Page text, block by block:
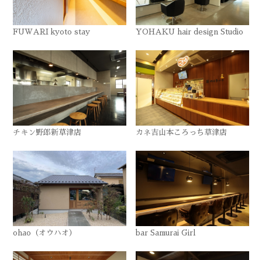
FUWARI kyoto stay YOHAKU hair design Studio
チキン野郎新草津店 カネ吉山本ころっち草津店
ohao（オウハオ） bar Samurai Girl